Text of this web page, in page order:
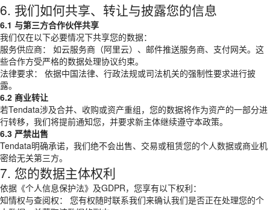
6. 我们如何共享、转让与披露您的信息
6.1 与第三方合作伙伴共享
我们仅在以下必要情况下共享您的数据：
服务供应商： 如云服务商（阿里云）、邮件推送服务商、支付网关。这
些合作方受严格的数据处理协议约束。
法律要求： 依据中国法律、行政法规或司法机关的强制性要求进行披
露。
6.2 商业转让
若Tendata涉及合并、收购或资产重组，您的数据将作为资产的一部分进
行转移，我们将提前通知您，并要求新主体继续遵守本政策。
6.3 严禁出售
Tendata明确承诺，我们绝不会出售、交易或租赁您的个人数据或商业机
密给无关第三方。
7. 您的数据主体权利
依据《个人信息保护法》及GDPR，您享有以下权利：
知情权与查阅权： 您有权随时联系我们来确认我们是否正在处理您的个